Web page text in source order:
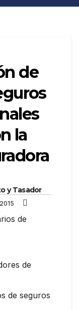
de
la
y Tasador
de
de
de seguros